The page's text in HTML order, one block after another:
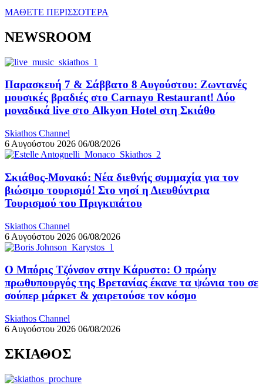
ΜΑΘΕΤΕ ΠΕΡΙΣΣΟΤΕΡΑ
NEWSROOM
Παρασκευή 7 & Σάββατο 8 Αυγούστου: Ζωντανές
μουσικές βραδιές στο Carnayo Restaurant! Δύο
μοναδικά live στο Alkyon Hotel στη Σκιάθο
Skiathos Channel
6 Αυγούστου 2026 06/08/2026
Σκιάθος-Μονακό: Νέα διεθνής συμμαχία για τον
βιώσιμο τουρισμό! Στο νησί η Διευθύντρια
Τουρισμού του Πριγκιπάτου
Skiathos Channel
6 Αυγούστου 2026 06/08/2026
Ο Μπόρις Τζόνσον στην Κάρυστο: Ο πρώην
πρωθυπουργός της Βρετανίας έκανε τα ψώνια του σε
σούπερ μάρκετ & χαιρετούσε τον κόσμο
Skiathos Channel
6 Αυγούστου 2026 06/08/2026
ΣΚΙΑΘΟΣ